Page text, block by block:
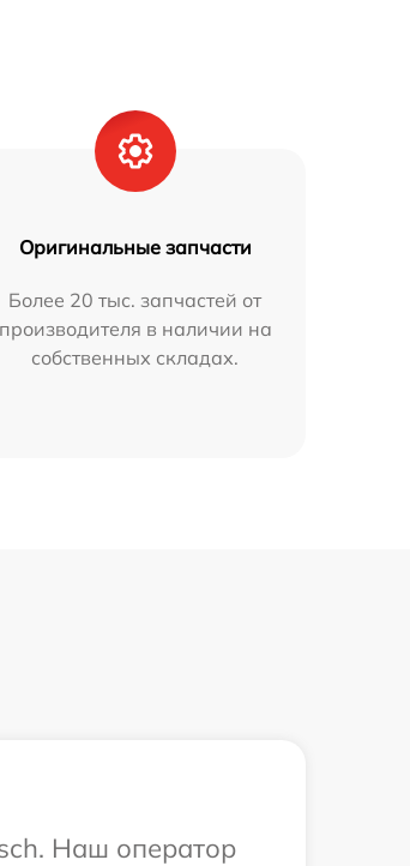
Оригинальные запчасти
Более 20 тыс. запчастей от
производителя в наличии на
собственных складах.
Наш оператор